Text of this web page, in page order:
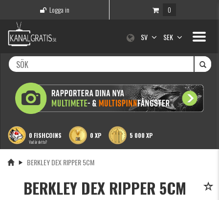
Logga in 0
Toggle
SV SEK
0 FISHCOINS
Vad är detta?
0 XP 5 000 XP
BERKLEY DEX RIPPER 5CM
BERKLEY DEX RIPPER 5CM